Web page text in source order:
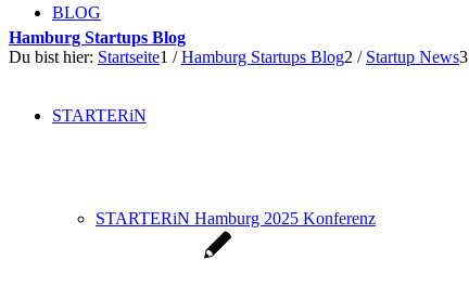
BLOG
STARTERiN
STARTERiN Hamburg 2025 Konferenz
Hamburg Startups Blog
Du bist hier: Startseite1 / Hamburg Startups Blog2 / Startup News3